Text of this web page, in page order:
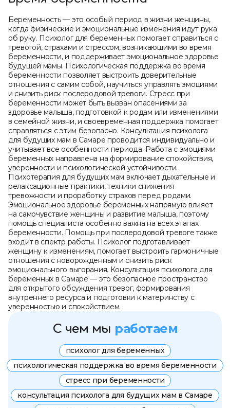
Подробную информацию можно получить у
Беременность — это особый период в жизни женщины,
когда физические и эмоциональные изменения идут рука
об руку. Психолог для беременных помогает справиться с
тревогой, страхами и стрессом, возникающими во время
беременности, и поддерживает эмоциональное здоровье
будущей мамы. Психологическая поддержка во время
беременности позволяет выстроить доверительные
отношения с самим собой, научиться управлять эмоциями
и снизить риск послеродовой тревоги. Стресс при
беременности может быть вызван опасениями за
здоровье малыша, подготовкой к родам или изменениями
в семейной жизни, и своевременная поддержка помогает
справляться с этим безопасно. Консультация психолога
для будущих мам в Самаре проводится индивидуально и
учитывает все особенности периода. Работа с эмоциями
беременных направлена на формирование спокойствия,
уверенности и психологической устойчивости.
Психотерапия для будущих мам включает дыхательные и
релаксационные практики, техники снижения
тревожности и проработку страхов перед родами.
Эмоциональное здоровье беременных напрямую влияет
на самочувствие женщины и развитие малыша, поэтому
помощь специалиста особенно важна на всех этапах
беременности. Помощь при послеродовой тревоге также
входит в спектр работы. Психолог подготавливает
женщину к изменениям, помогает выстроить гармоничные
отношения с новорожденным и снизить риск
эмоционального выгорания. Консультация психолога для
беременных в Самаре — это безопасное пространство
для открытого обсуждения тревог, формирования
внутреннего ресурса и подготовки к материнству с
уверенностью и спокойствием.
С чем мы работаем
психолог для беременных
психологическая поддержка во время беременности
стресс при беременности
консультация психолога для будущих мам в Самаре